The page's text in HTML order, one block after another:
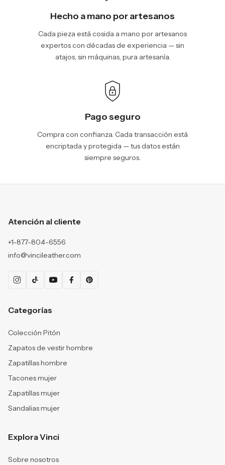
Hecho a mano por artesanos
Cada pieza está cosida a mano por artesanos
expertos con décadas de experiencia — sin
atajos, sin máquinas, pura artesanía.
Pago seguro
Compra con confianza. Cada transacción está
encriptada y protegida — tus datos están
siempre seguros.
Atención al cliente
+1-877-804-6556
info@vincileather.com
Categorías
Colección Pitón
Zapatos de vestir hombre
Zapatillas hombre
Tacones mujer
Zapatillas mujer
Sandalias mujer
Explora Vinci
Sobre nosotros